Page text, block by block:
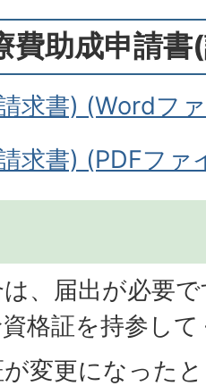
費助成申請
求書) (Wordフ
求書) (PDFファ
、届出が必要
格証を持参し
変更になった